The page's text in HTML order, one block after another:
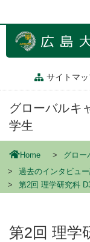
ン
サイトマ
グローバルキ
学生
Home
グロー
過去のインタビュ
第2回 理学研究科
第2回 理学